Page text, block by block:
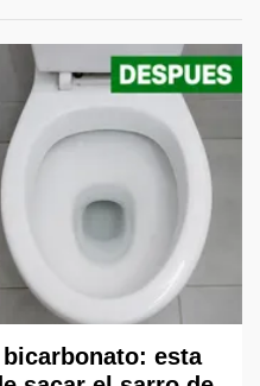
esta